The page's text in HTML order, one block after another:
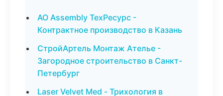
АО Assembly ТехРесурс -
Контрактное производство в Казань
СтройАртель Монтаж Ателье -
Загородное строительство в Санкт-
Петербург
Laser Velvet Med - Трихология в